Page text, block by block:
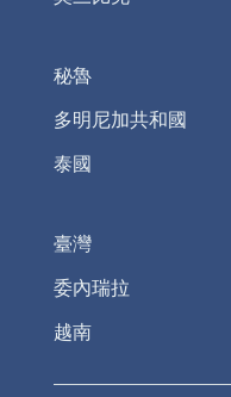
秘魯
多明尼加共和國
泰國
臺灣
委內瑞拉
越南